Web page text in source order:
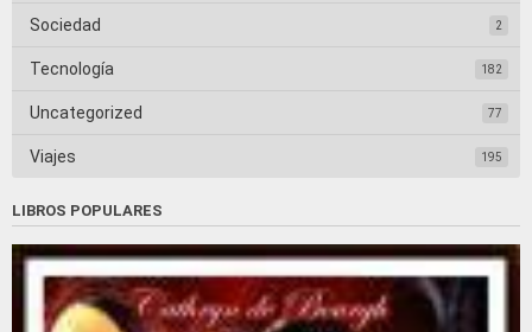
Sociedad 2
Tecnología 182
Uncategorized 77
Viajes 195
LIBROS POPULARES